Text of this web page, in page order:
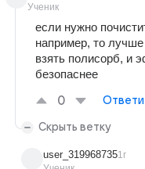
Ученик
если нужно
например, то
взять полисорб, и
безопаснее
0
Скрыть ветку
user_3199687351г